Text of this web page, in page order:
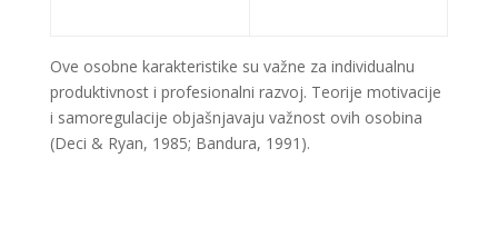
Ove osobne karakteristike su važne za individualnu
produktivnost i profesionalni razvoj. Teorije motivacije
i samoregulacije objašnjavaju važnost ovih osobina
(Deci & Ryan, 1985; Bandura, 1991)​​​​.